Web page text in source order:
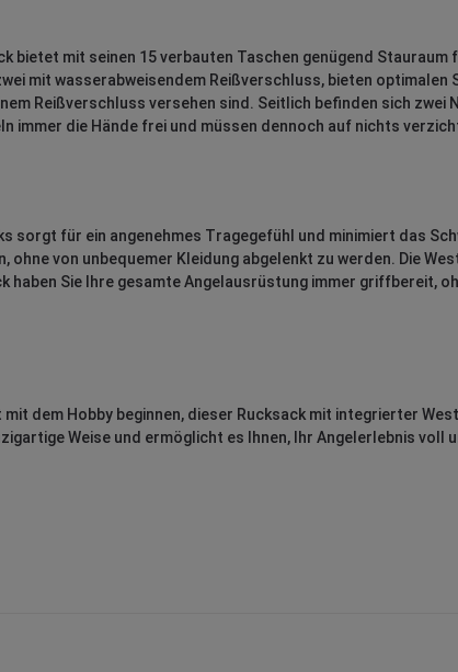
bietet mit seinen 15 verbauten Taschen genügend Stauraum
mit wasserabweisendem Reißverschluss, bieten optimalen
Reißverschluss versehen sind. Seitlich befinden sich
immer die Hände frei und müssen dennoch auf nichts
sorgt für ein angenehmes Tragegefühl und minimiert das
von unbequemer Kleidung abgelenkt zu werden. Die
haben Sie Ihre gesamte Angelausrüstung immer griffbereit,
dem Hobby beginnen, dieser Rucksack mit integrierter
Weise und ermöglicht es Ihnen, Ihr Angelerlebnis voll